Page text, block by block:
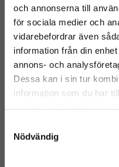
och annonserna till
för sociala medier och
vidarebefordrar även
information från din
annons- och
Dessa kan i sin tur
information som du har
Nödvändig
Normal i storlek, är du
större.
Prenumerera på
nyhetsbrev
Det allra senaste